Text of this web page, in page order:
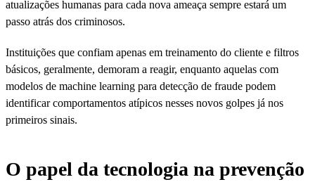
atualizações humanas para cada nova ameaça sempre estará um
passo atrás dos criminosos.
Instituições que confiam apenas em treinamento do cliente e filtros
básicos, geralmente, demoram a reagir, enquanto aquelas com
modelos de machine learning para detecção de fraude podem
identificar comportamentos atípicos nesses novos golpes já nos
primeiros sinais.
O papel da tecnologia na prevenção